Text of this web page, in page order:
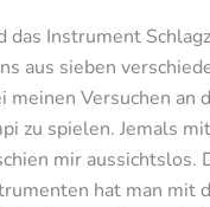
Instrument
aus sieben
meinen Versuchen
zu spielen. Jemals
mir aussichtslos.
hat man mit